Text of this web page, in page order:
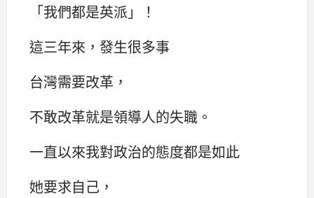
「我們都是英派」！
這三年來，發生很多事
台灣需要改革，
不敢改革就是領導人的失職。
一直以來我對政治的態度都是如此
她要求自己，